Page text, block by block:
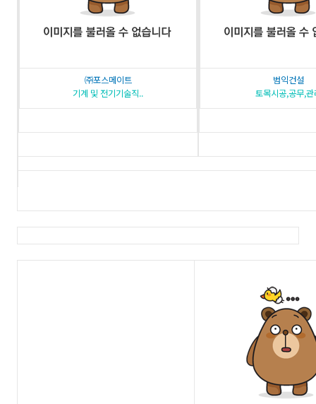
㈜포스메이트
기계 및 전기기술직..
범익건설
토목시공,공무,관